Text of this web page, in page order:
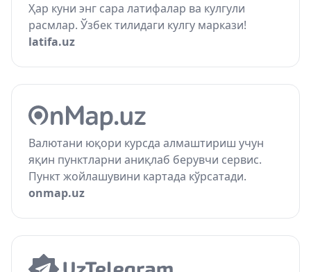
Ҳар куни энг сара латифалар ва кулгули
расмлар. Ўзбек тилидаги кулгу маркази!
latifa.uz
Валютани юқори курсда алмаштириш учун
яқин пунктларни аниқлаб берувчи сервис.
Пункт жойлашувини картада кўрсатади.
onmap.uz